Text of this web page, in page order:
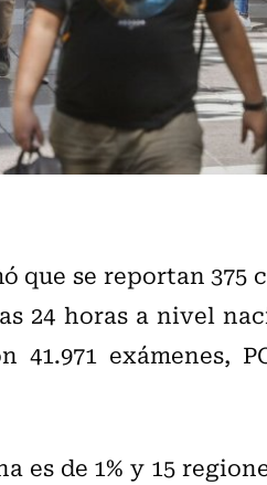
que se reportan 375
24 horas a nivel
exámenes,
es de 1% y 15